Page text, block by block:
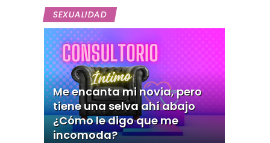
SEXUALIDAD
Me encanta mi novia, pero
tiene una selva ahí abajo
¿Cómo le digo que me
incomoda?